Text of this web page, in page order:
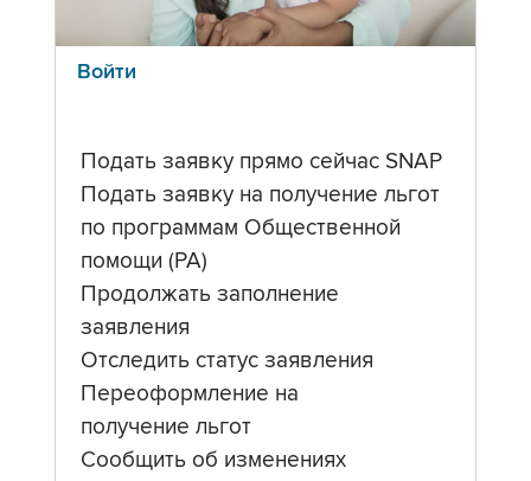
Войти
Подать заявку прямо сейчас SNAP
Подать заявку на получение льгот
по программам Общественной
помощи (PA)
Продолжать заполнение
заявления
Отследить статус заявления
Переоформление на
получение льгот
Сообщить об изменениях